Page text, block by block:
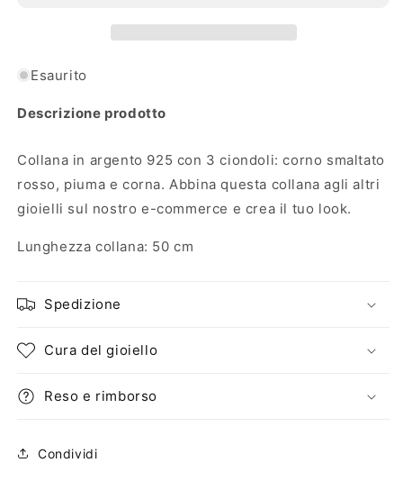
Esaurito
Descrizione prodotto
Collana in argento 925 con 3 ciondoli: corno smaltato
rosso, piuma e corna. Abbina questa collana agli altri
gioielli sul nostro e-commerce e crea il tuo look.
Lunghezza collana: 50 cm
Spedizione
Cura del gioiello
Reso e rimborso
Condividi